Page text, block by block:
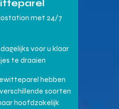
met 24/7
voor u klaar
te draaien
hebben
soorten
hoofdzakelijk